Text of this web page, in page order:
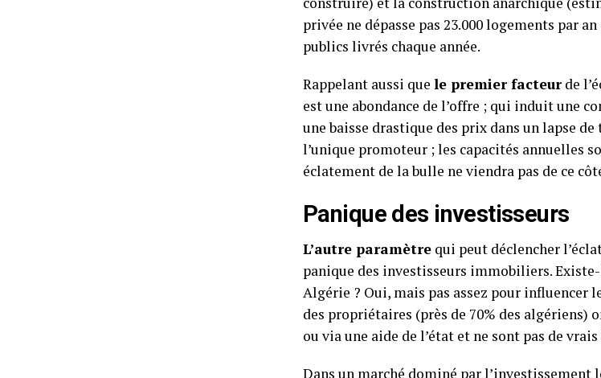
privée ne dépasse pas 23.000 logements par
publics livrés chaque année.
Rappelant aussi que le premier facteurde
est une abondance de l’offre ; qui induit une
une baisse drastique des prix dans un lapse
l’unique promoteur ; les capacités annuelles
éclatement de la bulle ne viendra pas de ce
Panique des investisseurs
L’autre paramètre qui peut déclencher
panique des investisseurs immobiliers.
Algérie ? Oui, mais pas assez pour
des propriétaires (près de 70% des algériens)
ou via une aide de l’état et ne sont pas de
Dans un marché dominé par l’investissement